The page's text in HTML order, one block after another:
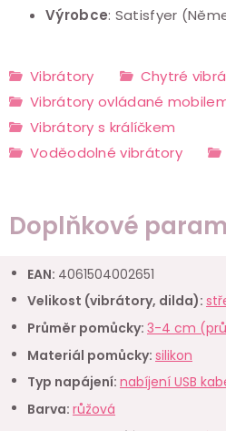
Výrobce: Satisfyer
Vibrátory
Chytré
Vibrátory ovládané
Vibrátory s králíčkem
Voděodolné vibrátory
Doplňkové
EAN: 4061504002651
Velikost (vibrátory, dilda):
Průměr pomůcky: 3-4 cm
Materiál pomůcky: silikon
Typ napájení: nabíjení USB
Barva: růžová